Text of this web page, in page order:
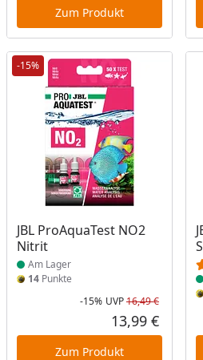
Zum Produkt
-15%
JBL ProAquaTest NO2
Nitrit
Produkt am Lager
Am Lager
14 Punkte
Rabatt
-15% UVP16,49 €
13,99 €
Zum Produkt